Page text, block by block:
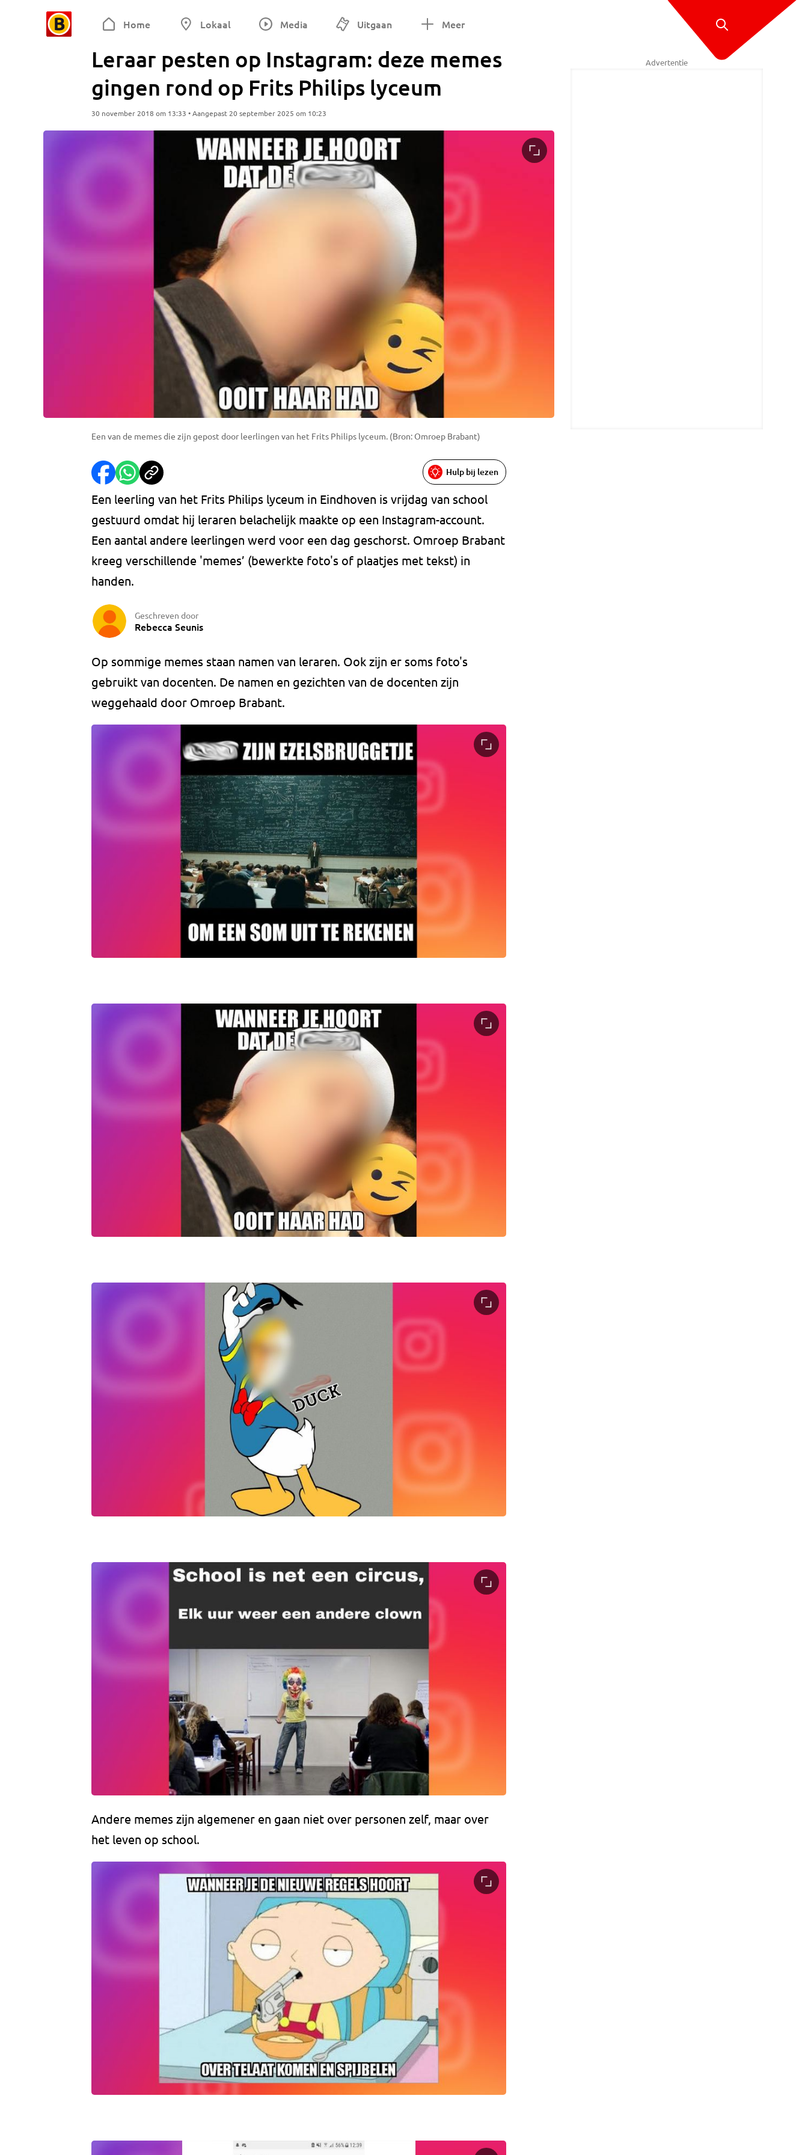
Home Lokaal Media Uitgaan Meer
Leraar pesten op Instagram: deze memes
gingen rond op Frits Philips lyceum
30 november 2018 om 13:33 • Aangepast 20 september 2025 om 10:23
Een van de memes die zijn gepost door leerlingen van het Frits Philips lyceum. (Bron: Omroep Brabant)
Hulp bij lezen
Een leerling van het Frits Philips lyceum in Eindhoven is vrijdag van school
gestuurd omdat hij leraren belachelijk maakte op een Instagram-account.
Een aantal andere leerlingen werd voor een dag geschorst. Omroep Brabant
kreeg verschillende 'memes’ (bewerkte foto's of plaatjes met tekst) in
handen.
Geschreven door
Rebecca Seunis
Op sommige memes staan namen van leraren. Ook zijn er soms foto's
gebruikt van docenten. De namen en gezichten van de docenten zijn
weggehaald door Omroep Brabant.
Andere memes zijn algemener en gaan niet over personen zelf, maar over
het leven op school.
Advertentie